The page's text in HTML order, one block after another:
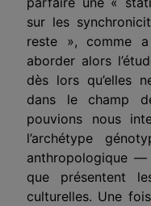
sur les
reste », comme
aborder alors
dès lors qu’elles
dans le champ
pouvions nous
l’archétype
anthropologique —
que présentent
culturelles. Une